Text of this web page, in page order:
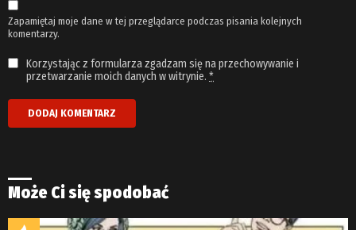
Zapamiętaj moje dane w tej przeglądarce podczas pisania kolejnych
komentarzy.
Korzystając z formularza zgadzam się na przechowywanie i
przetwarzanie moich danych w witrynie. *
Może Ci się spodobać